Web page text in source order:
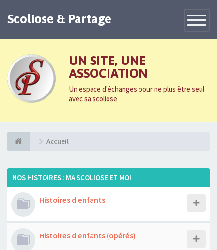
Toggle
Scoliose & Partage
UN SITE, UNE
ASSOCIATION
Un espace d'échanges pour ne plus être seul
avec sa scoliose
Accueil
NOS HISTOIRES : MA SCOLIOSE ET MOI
Histoires d'enfants
Histoires d'enfants (opérés)